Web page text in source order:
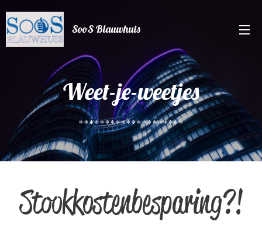
SooS Blauwhuis
Weet-je-weetjes
********************
Stookkostenbesparing?!